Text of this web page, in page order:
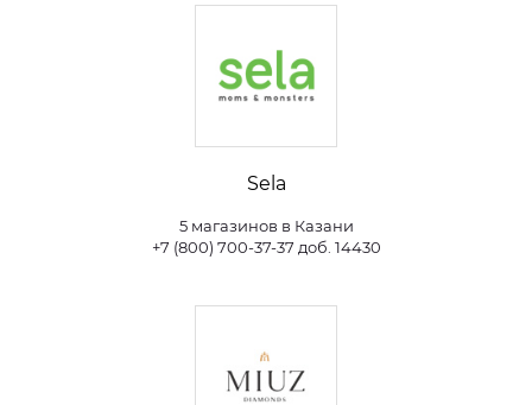
Sela
5 магазинов в Казани
+7 (800) 700-37-37 доб. 14430